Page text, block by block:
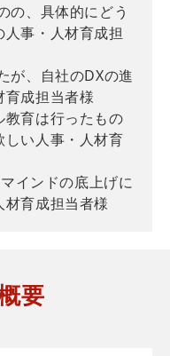
の、具体的にどう
事・人材育成担
が、自社のDXの進
育成担当者様
教育は行ったもの
い人事・人材育
インドの底上げに
育成担当者様
要